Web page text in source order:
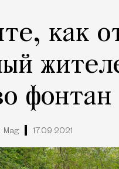
как
фонтан
Mag 17.09.2021